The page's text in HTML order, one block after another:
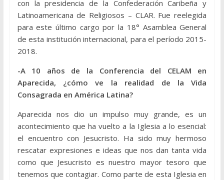
con la presidencia de la Confederación Caribeña y
Latinoamericana de Religiosos – CLAR. Fue reelegida
para este último cargo por la 18° Asamblea General
de esta institución internacional, para el período 2015-
2018.
-A 10 años de la Conferencia del CELAM en
Aparecida, ¿cómo ve la realidad de la Vida
Consagrada en América Latina?
Aparecida nos dio un impulso muy grande, es un
acontecimiento que ha vuelto a la Iglesia a lo esencial:
el encuentro con Jesucristo. Ha sido muy hermoso
rescatar expresiones e ideas que nos dan tanta vida
como que Jesucristo es nuestro mayor tesoro que
tenemos que contagiar. Como parte de esta Iglesia en